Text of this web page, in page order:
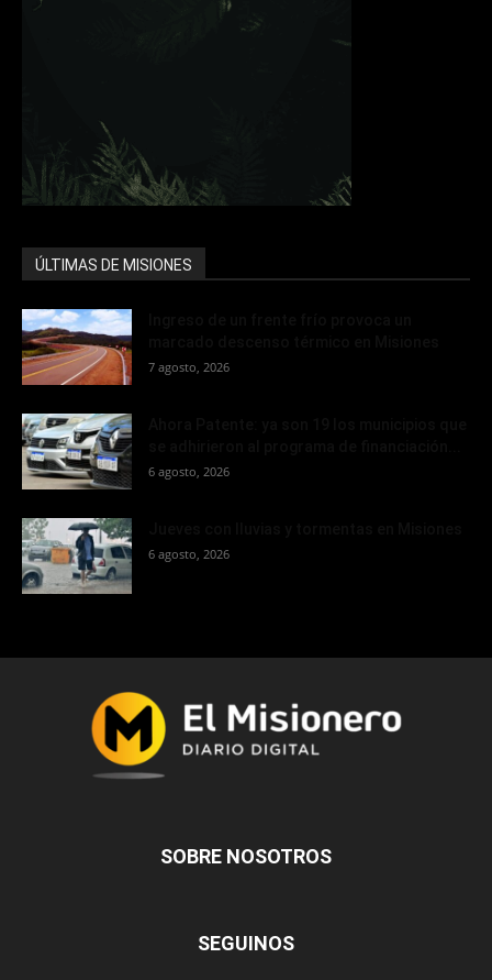
ÚLTIMAS DE MISIONES
7 agosto, 2026
6 agosto, 2026
6 agosto, 2026
SOBRE NOSOTROS
SEGUINOS